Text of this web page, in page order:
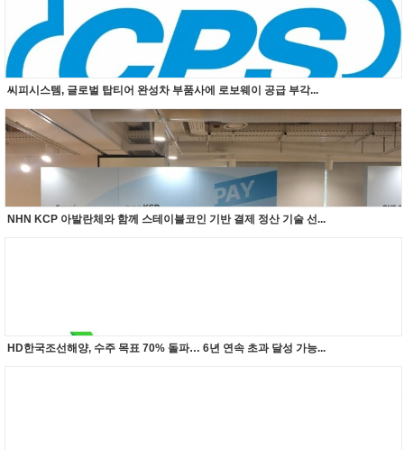
씨피시스템, 글로벌 탑티어 완성차 부품사에 로보웨이 공급 부각...
NHN KCP 아발란체와 함께 스테이블코인 기반 결제 정산 기술 선...
HD한국조선해양, 수주 목표 70% 돌파… 6년 연속 초과 달성 가능...